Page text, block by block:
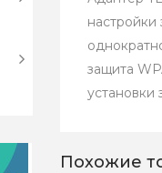
настройки
защита
установки
Похожие